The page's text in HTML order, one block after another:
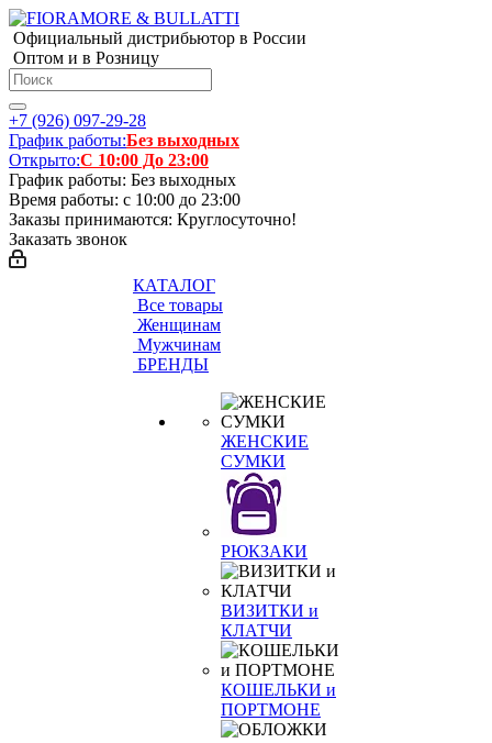
Официальный дистрибьютор в России
Оптом и в Розницу
+7 (926) 097-29-28
График работы:Без выходных
Открыто:С 10:00 До 23:00
График работы: Без выходных
Время работы: с 10:00 до 23:00
Заказы принимаются: Круглосуточно!
Заказать звонок
КАТАЛОГ
Все товары
Женщинам
Мужчинам
БРЕНДЫ
ЖЕНСКИЕ
СУМКИ
РЮКЗАКИ
ВИЗИТКИ и
КЛАТЧИ
КОШЕЛЬКИ и
ПОРТМОНЕ